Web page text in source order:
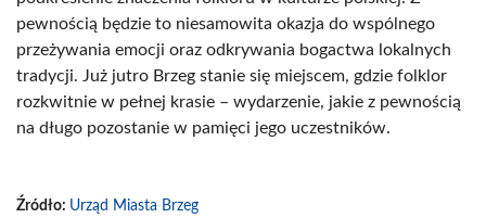
pewnością będzie to niesamowita okazja do wspólnego
przeżywania emocji oraz odkrywania bogactwa lokalnych
tradycji. Już jutro Brzeg stanie się miejscem, gdzie folklor
rozkwitnie w pełnej krasie – wydarzenie, jakie z pewnością
na długo pozostanie w pamięci jego uczestników.
Źródło: Urząd Miasta Brzeg